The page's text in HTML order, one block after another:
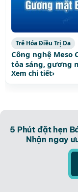
Trẻ Hóa Điều Trị Da
Công nghệ Meso
tỏa sáng, gương
Xem chi tiết›
Xem
5 Phút đặt hẹn
Nhận ngay